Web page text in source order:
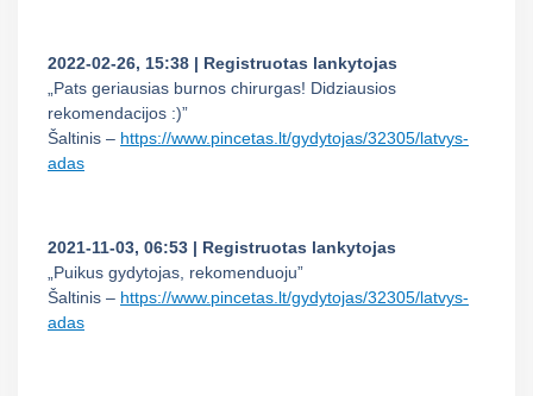
2022-02-26, 15:38 | Registruotas lankytojas
„Pats geriausias burnos chirurgas! Didziausios
rekomendacijos :)”
Šaltinis – https://www.pincetas.lt/gydytojas/32305/latvys-
adas
2021-11-03, 06:53 | Registruotas lankytojas
„Puikus gydytojas, rekomenduoju”
Šaltinis – https://www.pincetas.lt/gydytojas/32305/latvys-
adas